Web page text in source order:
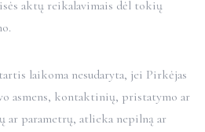
aktų reikalavimais dėl tokių
laikoma nesudaryta, jei Pirkėjas
asmens, kontaktinių, pristatymo ar
ar parametrų, atlieka nepilną ar